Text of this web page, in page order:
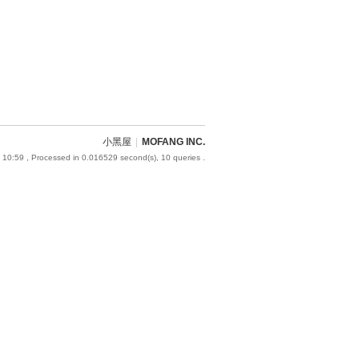
小黑屋 MOFANG INC.
10:59 , Processed in 0.016529 second(s), 10 queries .